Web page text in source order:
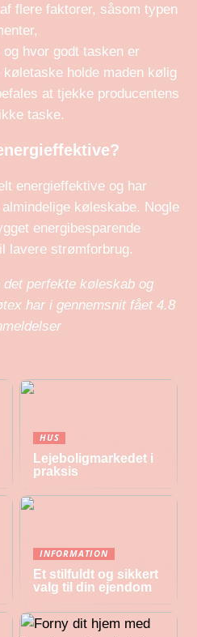
flere faktorer, såsom typen
hvor godt tasken er
holde maden kølig
at tjekke producentens
taske.
energieffektive og har
køleskabe. Nogle
energibesparende
lavere strømforbrug.
perfekte køleskab og
har i gennemsnit fået 4.8
HUS
Lejeboligmarkedet i
praksis
INFORMATION
Et stilfuldt og sikkert
valg til din ejendom